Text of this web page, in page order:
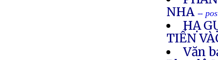
NHA --
HẠ
TIẾN
Văn